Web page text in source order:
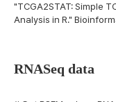
"TCGA2STAT: Simple
Analysis in R."
RNASeq data